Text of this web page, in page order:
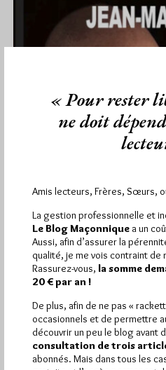
La Gnose, de Jean-
Par jissey
Samedi 25/10/25
La Gnose, selon Jean-Marc
DansEdition
« Pour rester
ne doit
Amis lecteurs, Frères, Sœurs,
La gestion professionnelle et
Le Blog Maçonnique a un
Aussi, afin d’assurer la
qualité, je me vois contraint de
Rassurez-vous, la somme
20 € par an !
De plus, afin de ne pas «
occasionnels et de permettre
découvrir un peu le blog avant
consultation de trois
abonnés. Mais dans tous les